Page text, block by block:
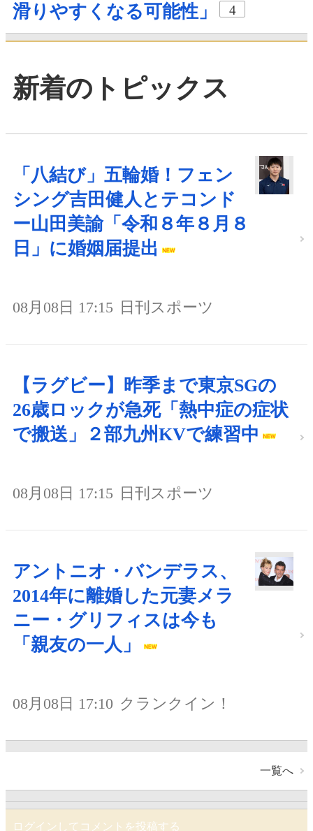
滑りやすくなる可能性」
4
新着のトピックス
「八結び」五輪婚！フェン
シング吉田健人とテコンド
ー山田美諭「令和８年８月８
日」に婚姻届提出
08月08日 17:15 日刊スポーツ
【ラグビー】昨季まで東京SGの
26歳ロックが急死「熱中症の症状
で搬送」２部九州KVで練習中
08月08日 17:15 日刊スポーツ
アントニオ・バンデラス、
2014年に離婚した元妻メラ
ニー・グリフィスは今も
「親友の一人」
08月08日 17:10 クランクイン！
一覧へ
ログインしてコメントを投稿する